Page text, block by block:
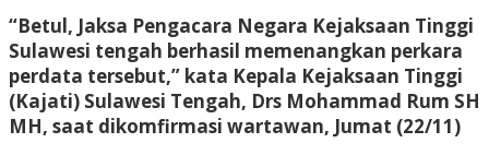
“Betul, Jaksa Pengacara Negara Kejaksaan Tinggi
Sulawesi tengah berhasil memenangkan perkara
perdata tersebut,” kata Kepala Kejaksaan Tinggi
(Kajati) Sulawesi Tengah, Drs Mohammad Rum SH
MH, saat dikomfirmasi wartawan, Jumat (22/11)